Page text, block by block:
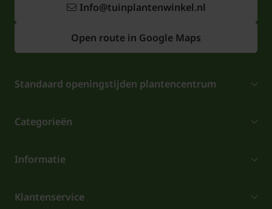
Info@tuinplantenwinkel.nl
Open route in Google Maps
Standaard openingstijden plantencentrum
Categorieën
Informatie
Klantenservice